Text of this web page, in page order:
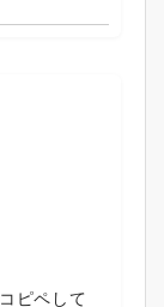
ピペして